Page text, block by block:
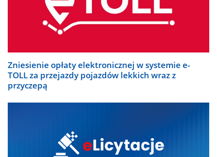
Zniesienie opłaty elektronicznej w systemie e-
TOLL za przejazdy pojazdów lekkich wraz z
przyczepą